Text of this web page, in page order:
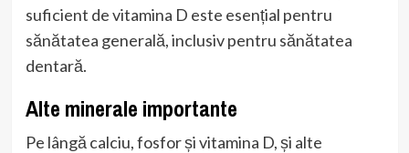
suficient de vitamina D este esențial pentru
sănătatea generală, inclusiv pentru sănătatea
dentară.
Alte minerale importante
Pe lângă calciu, fosfor și vitamina D, și alte